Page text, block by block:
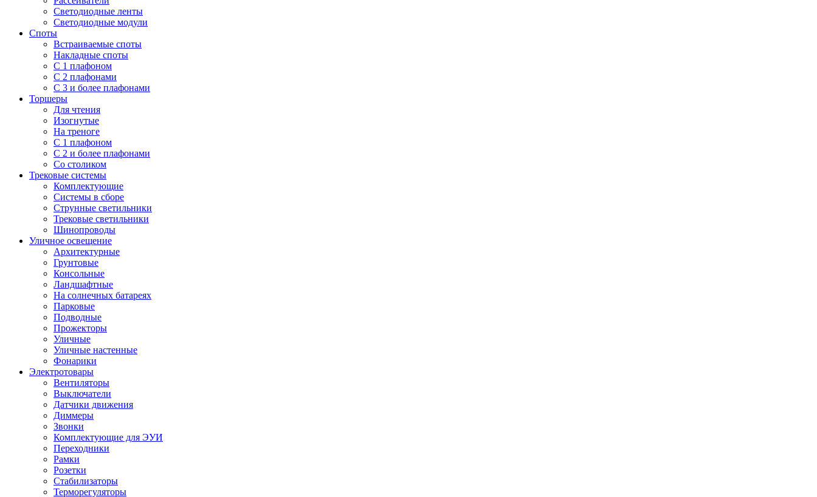
Светодиодные ленты
Светодиодные модули
Споты
Встраиваемые споты
Накладные споты
С 1 плафоном
С 2 плафонами
С 3 и более плафонами
Торшеры
Для чтения
Изогнутые
На треноге
С 1 плафоном
С 2 и более плафонами
Со столиком
Трековые системы
Комплектующие
Системы в сборе
Струнные светильники
Трековые светильники
Шинопроводы
Уличное освещение
Архитектурные
Грунтовые
Консольные
Ландшафтные
На солнечных батареях
Парковые
Подводные
Прожекторы
Уличные
Уличные настенные
Фонарики
Электротовары
Вентиляторы
Выключатели
Датчики движения
Диммеры
Звонки
Комплектующие для ЭУИ
Переходники
Рамки
Розетки
Стабилизаторы
Терморегуляторы